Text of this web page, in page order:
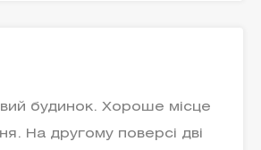
будинок. Хороше місце
На другому поверсі дві